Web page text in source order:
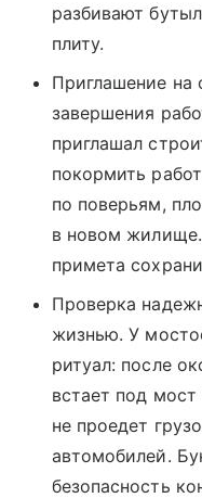
разбивают
плиту.
Приглашение на
завершения
приглашал
покормить
по поверьям,
в новом
примета
Проверка
жизнью. У
ритуал: после
встает под
не проедет
автомобилей.
безопасность